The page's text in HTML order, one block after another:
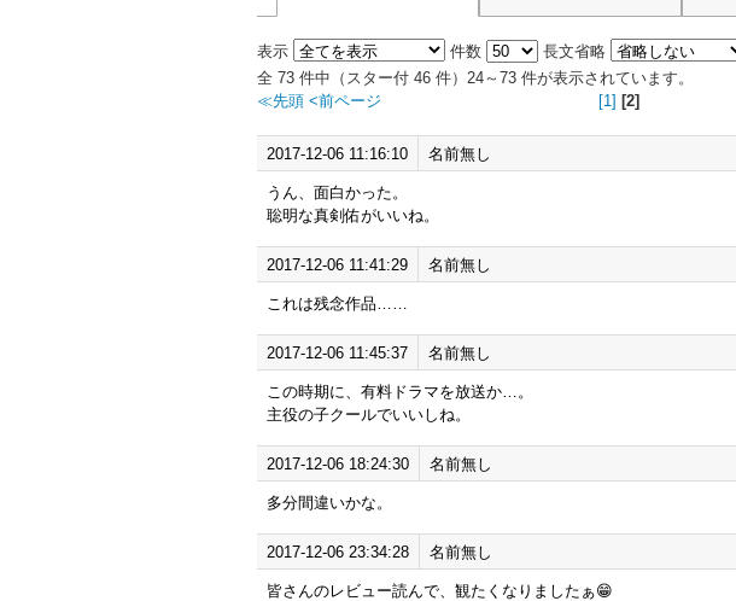
表示 件数
長文省略
全 73 件中（スター付 46 件）24～73 件が表示されています。
≪先頭 <前ページ [1] [2]
2017-12-06 11:16:10 名前無し
うん、面白かった。
聡明な真剣佑がいいね。
2017-12-06 11:41:29 名前無し
これは残念作品……
2017-12-06 11:45:37 名前無し
この時期に、有料ドラマを放送か…。
主役の子クールでいいしね。
2017-12-06 18:24:30 名前無し
多分間違いかな。
2017-12-06 23:34:28 名前無し
皆さんのレビュー読んで、観たくなりましたぁ😁